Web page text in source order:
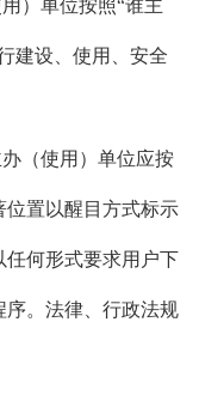
）单位按照“谁主
建设、使用、安全
（使用）单位应按
位置以醒目方式标示
任何形式要求用户下
序。法律、行政法规